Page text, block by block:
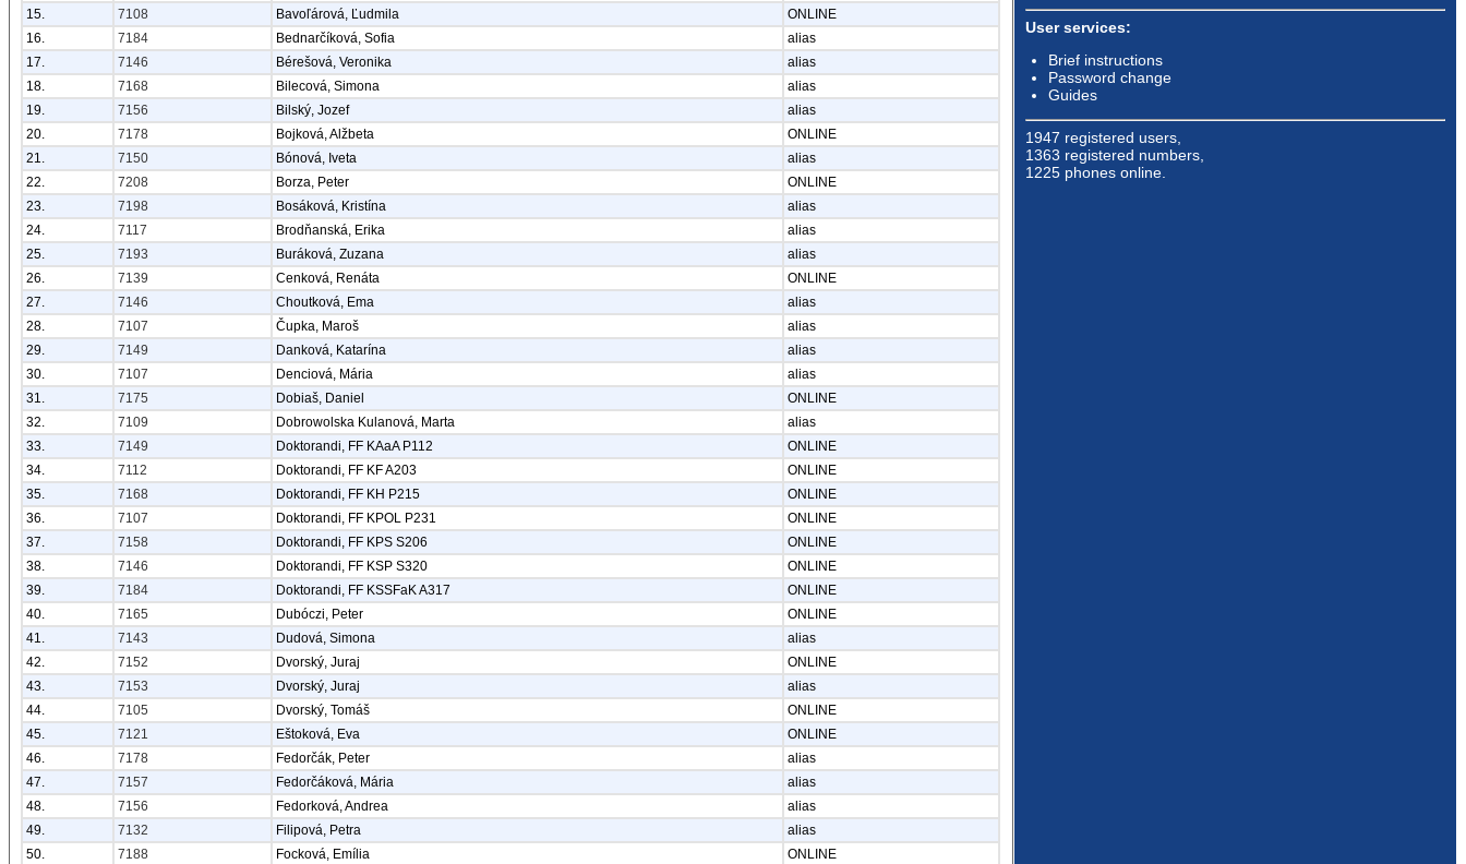
15.
7108 Bavoľárová, Ľudmila
ONLINE
16.
7184 Bednarčíková, Sofia
alias
17.
7146 Bérešová, Veronika
alias
18.
7168 Bilecová, Simona
alias
19.
7156 Bilský, Jozef
alias
20.
7178 Bojková, Alžbeta
ONLINE
21.
7150 Bónová, Iveta
alias
22.
7208 Borza, Peter
ONLINE
23.
7198 Bosáková, Kristína
alias
24.
7117 Brodňanská, Erika
alias
25.
7193 Buráková, Zuzana
alias
26.
7139 Cenková, Renáta
ONLINE
27.
7146 Choutková, Ema
alias
28.
7107 Čupka, Maroš
alias
29.
7149 Danková, Katarína
alias
30.
7107 Denciová, Mária
alias
31.
7175 Dobiaš, Daniel
ONLINE
32.
7109 Dobrowolska Kulanová, Marta
alias
33.
7149 Doktorandi, FF KAaA P112
ONLINE
34.
7112 Doktorandi, FF KF A203
ONLINE
35.
7168 Doktorandi, FF KH P215
ONLINE
36.
7107 Doktorandi, FF KPOL P231
ONLINE
37.
7158 Doktorandi, FF KPS S206
ONLINE
38.
7146 Doktorandi, FF KSP S320
ONLINE
39.
7184 Doktorandi, FF KSSFaK A317
ONLINE
40.
7165 Dubóczi, Peter
ONLINE
41.
7143 Dudová, Simona
alias
42.
7152 Dvorský, Juraj
ONLINE
43.
7153 Dvorský, Juraj
alias
44.
7105 Dvorský, Tomáš
ONLINE
45.
7121 Eštoková, Eva
ONLINE
46.
7178 Fedorčák, Peter
alias
47.
7157 Fedorčáková, Mária
alias
48.
7156 Fedorková, Andrea
alias
49.
7132 Filipová, Petra
alias
50.
7188 Focková, Emília
ONLINE
User services:
Brief instructions
Password change
Guides
1947 registered users,
1363 registered numbers,
1225 phones online.